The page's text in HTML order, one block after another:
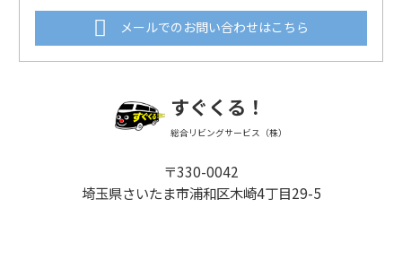
メールでのお問い合わせはこちら
すぐくる！
総合リビングサービス（株）
〒330-0042
埼玉県さいたま市浦和区木崎4丁目29-5